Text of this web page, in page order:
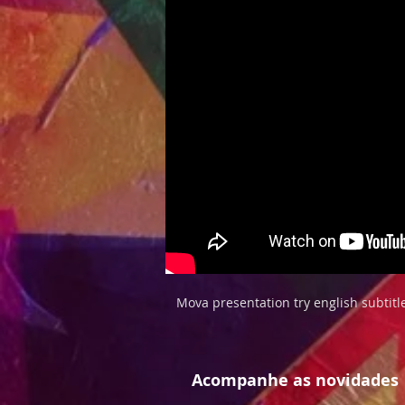
Mova presentation try english
Acompanhe as novidades